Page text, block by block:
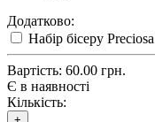
Додатково:
Набір бісеру Preciosa
Вартість: 60.00 грн.
Є в наявності
Кількість: